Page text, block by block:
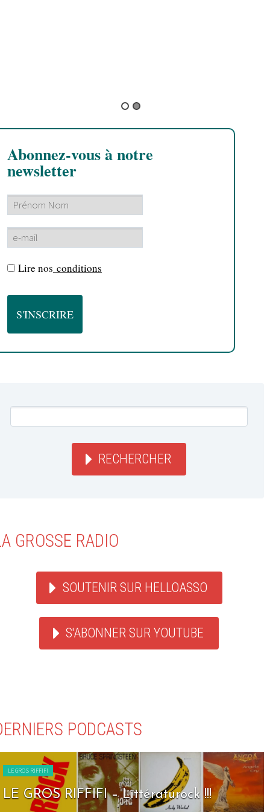
Abonnez-vous à notre
newsletter
Lire nos conditions
RECHERCHER
GROSSE RADIO
SOUTENIR SUR HELLOASSO
S'ABONNER SUR YOUTUBE
PODCASTS
LE GROS RIFFIFI
LE GROS RIFFIFI – Seven Days To Rock !!!